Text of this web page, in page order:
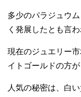
多少のパラジュウ
く発展したとも言わ
現在のジュエリー
イトゴールドの方
人気の秘密は、白